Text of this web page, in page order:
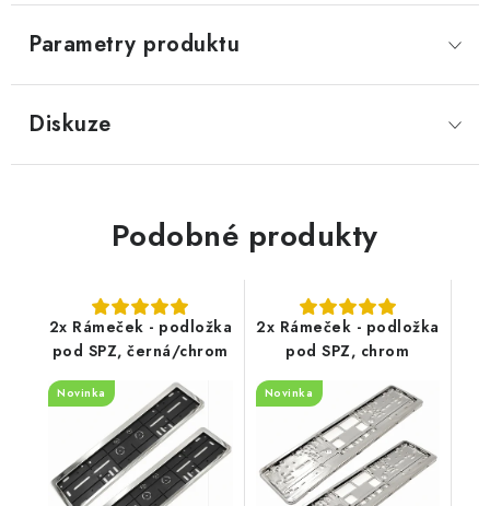
Parametry produktu
Diskuze
Podobné produkty
2x Rámeček - podložka
pod SPZ, černá/chrom
Novinka
2x Rámeček - podložka
pod SPZ, chrom
Novinka